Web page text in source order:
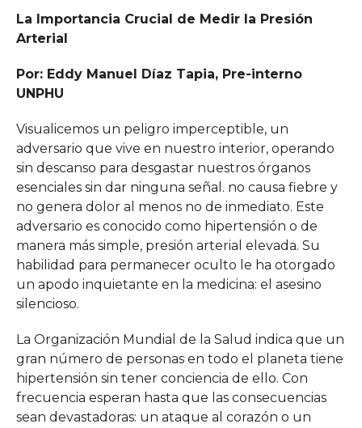
La Importancia Crucial de Medir la Presión
Arterial
Por: Eddy Manuel Díaz Tapia, Pre-interno
UNPHU
Visualicemos un peligro imperceptible, un
adversario que vive en nuestro interior, operando
sin descanso para desgastar nuestros órganos
esenciales sin dar ninguna señal. no causa fiebre y
no genera dolor al menos no de inmediato. Este
adversario es conocido como hipertensión o de
manera más simple, presión arterial elevada. Su
habilidad para permanecer oculto le ha otorgado
un apodo inquietante en la medicina: el asesino
silencioso.
La Organización Mundial de la Salud indica que un
gran número de personas en todo el planeta tiene
hipertensión sin tener conciencia de ello. Con
frecuencia esperan hasta que las consecuencias
sean devastadoras: un ataque al corazón o un